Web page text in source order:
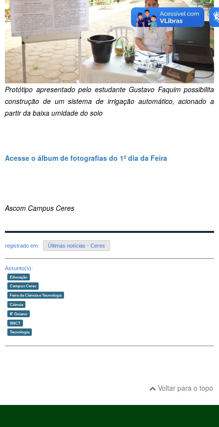
Protótipo apresentado pelo estudante Gustavo Faquim possibilita
construção de um sistema de irrigação automático, acionado a
partir da baixa umidade do solo
Acesse o álbum de fotografias do 1º dia da Feira
Ascom Campus Ceres
registrado em: Últimas notícias - Ceres
Assunto(s):
Educação
Campus Ceres
Feira de Ciência e Tecnologia
Ciência
IF Goiano
SNCT
Tecnologia
Voltar para o topo